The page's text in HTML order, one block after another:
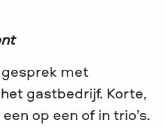
met
gastbedrijf. Korte,
op een of in trio’s.